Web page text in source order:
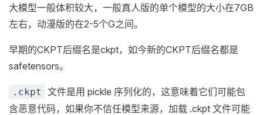
大模型一般体积较大，一般真人版的单个模型的大小在7GB
左右，动漫版的在2-5个G之间。
早期的CKPT后缀名是ckpt，如今新的CKPT后缀名都是
safetensors。
.ckpt
文件是用 pickle 序列化的，这意味着它们可能包
含恶意代码，如果你不信任模型来源，加载 .ckpt 文件可能